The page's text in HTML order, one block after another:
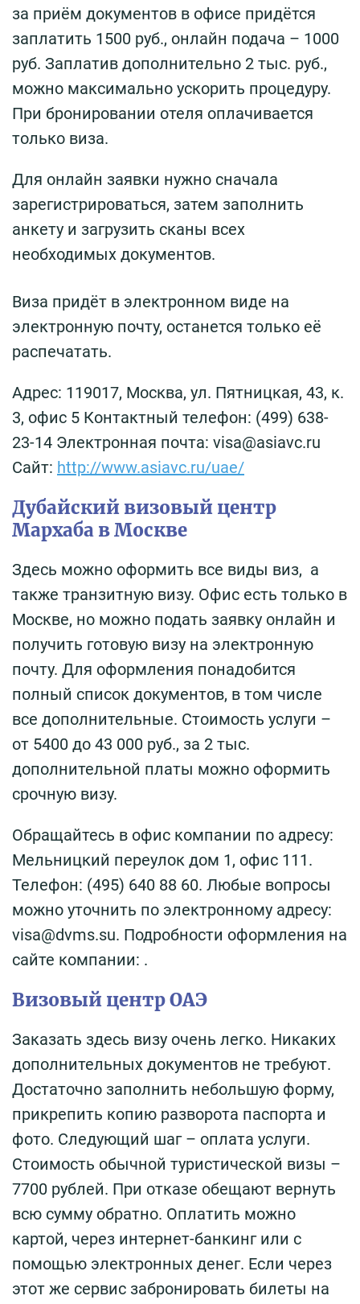
за приём документов в офисе придётся
заплатить 1500 руб., онлайн подача – 1000
руб. Заплатив дополнительно 2 тыс. руб.,
можно максимально ускорить процедуру.
При бронировании отеля оплачивается
только виза.
Для онлайн заявки нужно сначала
зарегистрироваться, затем заполнить
анкету и загрузить сканы всех
необходимых документов.
Виза придёт в электронном виде на
электронную почту, останется только её
распечатать.
Адрес: 119017, Москва, ул. Пятницкая, 43, к.
3, офис 5 Контактный телефон: (499) 638-
23-14 Электронная почта: visa@asiavc.ru
Сайт: http://www.asiavc.ru/uae/
Дубайский визовый центр
Мархаба в Москве
Здесь можно оформить все виды виз, а
также транзитную визу. Офис есть только в
Москве, но можно подать заявку онлайн и
получить готовую визу на электронную
почту. Для оформления понадобится
полный список документов, в том числе
все дополнительные. Стоимость услуги –
от 5400 до 43 000 руб., за 2 тыс.
дополнительной платы можно оформить
срочную визу.
Обращайтесь в офис компании по адресу:
Мельницкий переулок дом 1, офис 111.
Телефон: (495) 640 88 60. Любые вопросы
можно уточнить по электронному адресу:
visa@dvms.su. Подробности оформления на
сайте компании: .
Визовый центр ОАЭ
Заказать здесь визу очень легко. Никаких
дополнительных документов не требуют.
Достаточно заполнить небольшую форму,
прикрепить копию разворота паспорта и
фото. Следующий шаг – оплата услуги.
Стоимость обычной туристической визы –
7700 рублей. При отказе обещают вернуть
всю сумму обратно. Оплатить можно
картой, через интернет-банкинг или с
помощью электронных денег. Если через
этот же сервис забронировать билеты на